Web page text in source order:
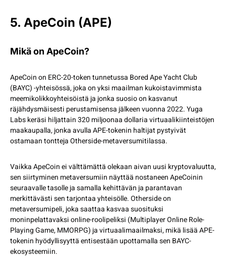
5. ApeCoin (APE)
Mikä on ApeCoin?
ApeCoin on ERC-20-token tunnetussa Bored Ape Yacht Club
(BAYC) -yhteisössä, joka on yksi maailman kukoistavimmista
meemikolikkoyhteisöistä ja jonka suosio on kasvanut
räjähdysmäisesti perustamisensa jälkeen vuonna 2022. Yuga
Labs keräsi hiljattain 320 miljoonaa dollaria virtuaalikiinteistöjen
maakaupalla, jonka avulla APE-tokenin haltijat pystyivät
ostamaan tontteja Otherside-metaversumitilassa.
Vaikka ApeCoin ei välttämättä olekaan aivan uusi kryptovaluutta,
sen siirtyminen metaversumiin näyttää nostaneen ApeCoinin
seuraavalle tasolle ja samalla kehittävän ja parantavan
merkittävästi sen tarjontaa yhteisölle. Otherside on
metaversumipeli, joka saattaa kasvaa suosituksi
moninpelattavaksi online-roolipeliksi (Multiplayer Online Role-
Playing Game, MMORPG) ja virtuaalimaailmaksi, mikä lisää APE-
tokenin hyödyllisyyttä entisestään upottamalla sen BAYC-
ekosysteemiin.